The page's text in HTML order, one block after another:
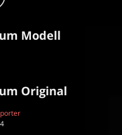
Modell
Original